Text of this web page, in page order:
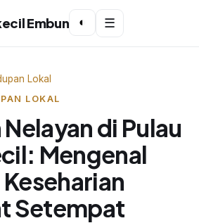
Embun ◐ ☰
Lokal
LOKAL
di Pulau
Mengenal
Setempat